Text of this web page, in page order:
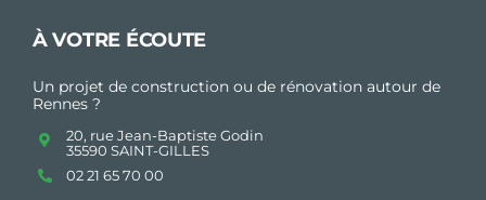
À VOTRE ÉCOUTE
Un projet de construction ou de rénovation autour de
Rennes ?
20, rue Jean-Baptiste Godin
35590 SAINT-GILLES
02 21 65 70 00